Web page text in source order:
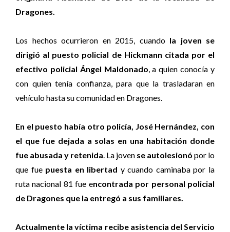
Dragones.
Los hechos ocurrieron en 2015, cuando la joven se
dirigió al puesto policial de Hickmann citada por el
efectivo policial Ángel Maldonado, a quien conocía y
con quien tenía confianza, para que la trasladaran en
vehículo hasta su comunidad en Dragones.
En el puesto había otro policía, José Hernández, con
el que fue dejada a solas en una habitación donde
fue abusada y retenida. La joven se autolesionó por lo
que fue puesta en libertad y cuando caminaba por la
ruta nacional 81 fue encontrada por personal policial
de Dragones que la entregó a sus familiares.
Actualmente la víctima recibe asistencia del Servicio